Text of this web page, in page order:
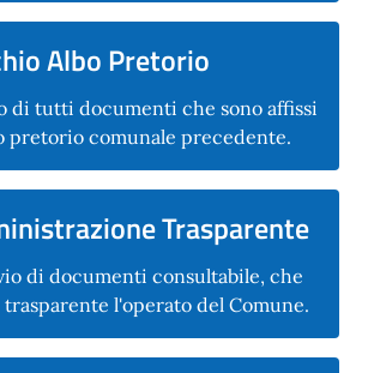
Albo Pretorio
di tutti documenti che sono affissi
pretorio comunale precedente.
Trasparente
di documenti consultabile, che
l'operato del Comune.